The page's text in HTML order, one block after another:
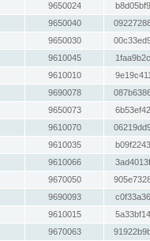
9650024
9650040
9650030
9610045
9610010
9690078
9650073
9610070
9610035
9610066
9670050
9690093
9610015
9670063